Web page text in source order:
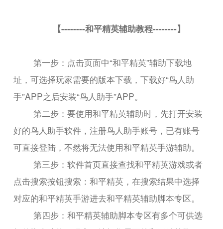
【--------和平精英辅助教程--------】
第一步：点击页面中“和平精英”辅助下载地
址，可选择玩家需要的版本下载，下载好“鸟人助
手”APP之后安装“鸟人助手”APP。
第二步：要使用和平精英辅助时，先打开安装
好的鸟人助手软件，注册鸟人助手账号，已有账号
可直接登陆，不然将无法使用和平精英手游辅助。
第三步：软件首页直接查找和平精英游戏或者
点击搜索按钮搜索：和平精英，在搜索结果中选择
对应的和平精英手游进去和平精英辅助脚本专区。
第四步：和平精英辅助脚本专区有多个可供选